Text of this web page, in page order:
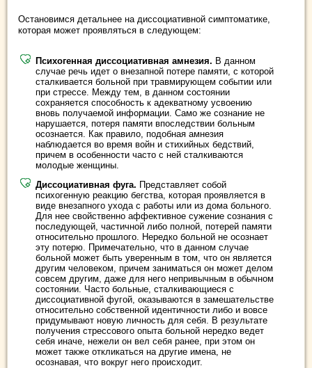
Остановимся детальнее на диссоциативной симптоматике,
которая может проявляться в следующем:
Психогенная диссоциативная амнезия. В данном
случае речь идет о внезапной потере памяти, с которой
сталкивается больной при травмирующем событии или
при стрессе. Между тем, в данном состоянии
сохраняется способность к адекватному усвоению
вновь получаемой информации. Само же сознание не
нарушается, потеря памяти впоследствии больным
осознается. Как правило, подобная амнезия
наблюдается во время войн и стихийных бедствий,
причем в особенности часто с ней сталкиваются
молодые женщины.
Диссоциативная фуга. Представляет собой
психогенную реакцию бегства, которая проявляется в
виде внезапного ухода с работы или из дома больного.
Для нее свойственно аффективное сужение сознания с
последующей, частичной либо полной, потерей памяти
относительно прошлого. Нередко больной не осознает
эту потерю. Примечательно, что в данном случае
больной может быть уверенным в том, что он является
другим человеком, причем заниматься он может делом
совсем другим, даже для него непривычным в обычном
состоянии. Часто больные, сталкивающиеся с
диссоциативной фугой, оказываются в замешательстве
относительно собственной идентичности либо и вовсе
придумывают новую личность для себя. В результате
получения стрессового опыта больной нередко ведет
себя иначе, нежели он вел себя ранее, при этом он
может также откликаться на другие имена, не
осознавая, что вокруг него происходит.